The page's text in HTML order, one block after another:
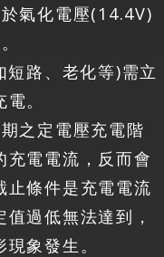
氣化電壓(14.4V)
路、老化等)需立
。
之定電壓充電階
充電電流，反而會
止條件是充電電流
過低無法達到，
象發生。